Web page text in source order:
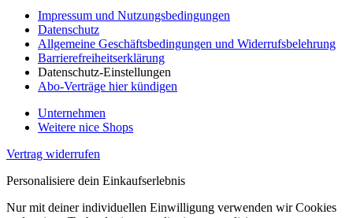
Impressum und Nutzungsbedingungen
Datenschutz
Allgemeine Geschäftsbedingungen und Widerrufsbelehrung
Barrierefreiheitserklärung
Datenschutz-Einstellungen
Abo-Verträge hier kündigen
Unternehmen
Weitere nice Shops
Vertrag widerrufen
Personalisiere dein Einkaufserlebnis
Nur mit deiner individuellen Einwilligung verwenden wir Cookies